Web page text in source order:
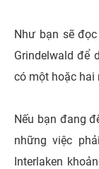
Như bạn sẽ
Grindelwald để
có một hoặc hai
Nếu bạn đang
những việc
Interlaken